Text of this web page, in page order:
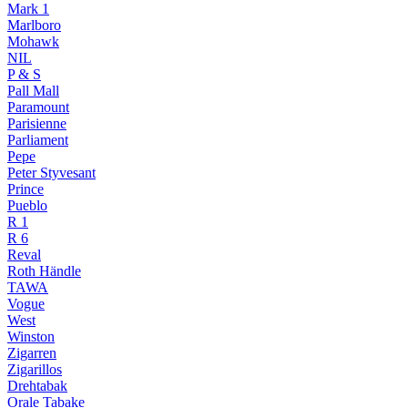
Mark 1
Marlboro
Mohawk
NIL
P & S
Pall Mall
Paramount
Parisienne
Parliament
Pepe
Peter Styvesant
Prince
Pueblo
R 1
R 6
Reval
Roth Händle
TAWA
Vogue
West
Winston
Zigarren
Zigarillos
Drehtabak
Orale Tabake